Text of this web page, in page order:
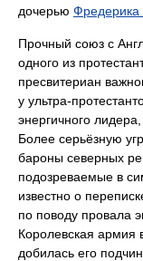
дочерью Фредерика
Прочный союз с
одного из
пресвитериан
у ультра-
энергичного
Более серьёзную
бароны северных
подозреваемые в
известно о
по поводу провала
Королевская армия
добилась его